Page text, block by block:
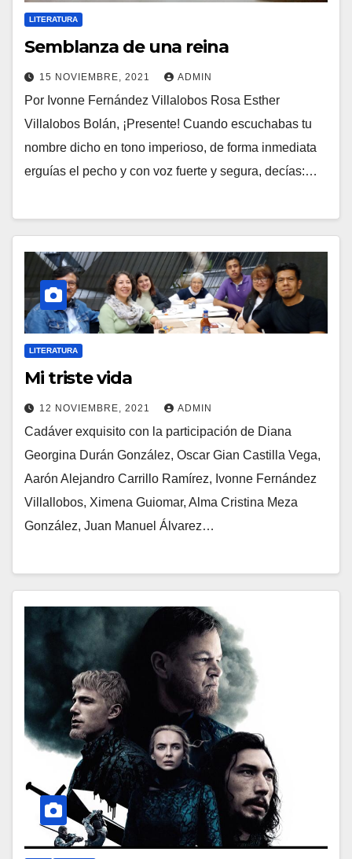
LITERATURA
Semblanza de una reina
15 NOVIEMBRE, 2021 ADMIN
Por Ivonne Fernández Villalobos Rosa Esther
Villalobos Bolán, ¡Presente! Cuando escuchabas tu
nombre dicho en tono imperioso, de forma inmediata
erguías el pecho y con voz fuerte y segura, decías:…
LITERATURA
Mi triste vida
12 NOVIEMBRE, 2021 ADMIN
Cadáver exquisito con la participación de Diana
Georgina Durán González, Oscar Gian Castilla Vega,
Aarón Alejandro Carrillo Ramírez, Ivonne Fernández
Villallobos, Ximena Guiomar, Alma Cristina Meza
González, Juan Manuel Álvarez…